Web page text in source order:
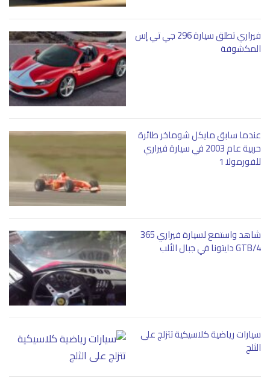
فيراري تطلق سيارة 296 جي تي إس
المكشوفة
عندما سابق مايكل شوماخر طائرة
حربية عام 2003 في سيارة فيراري
للفورمولا 1
شاهد واستمع لسيارة فيراري 365
GTB/4 دايتونا في جبال الألب
سيارات رياضية كلاسيكية تتزلج على
الثلج